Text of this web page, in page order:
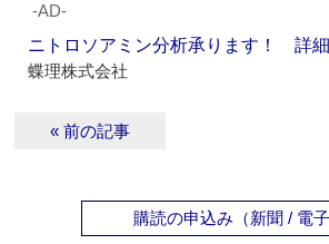
‐AD‐
ニトロソアミン分析承ります！ 詳
蝶理株式会社
« 前の記事
購読の申込み（新聞 / 電子